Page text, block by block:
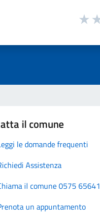
il comune
le domande frequenti
Assistenza
il comune 0575 65641
un appuntamento